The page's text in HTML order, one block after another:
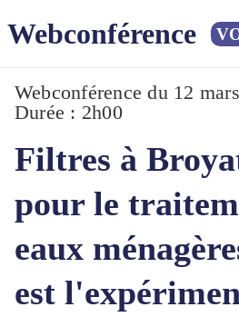
Webconférence
Webconférence du 12
Durée : 2h00
Filtres à
pour le
eaux
est